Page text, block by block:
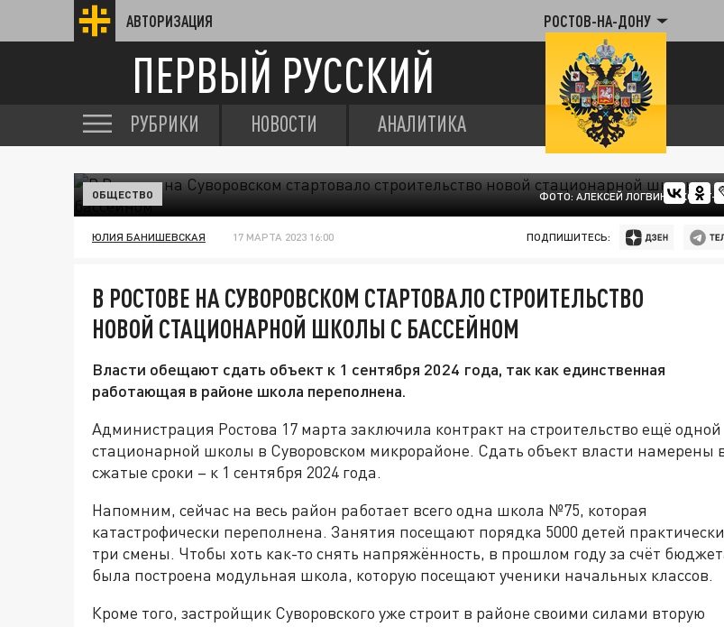
АВТОРИЗАЦИЯ РОСТОВ-НА-ДОНУ
ПЕРВЫЙ РУССКИЙ
РУБРИКИ НОВОСТИ АНАЛИТИКА
ФОТО: АЛЕКСЕЙ ЛОГВИНЕНКО/ТГ-
ОБЩЕСТВО
ЮЛИЯ БАНИШЕВСКАЯ 17 МАРТА 2023 16:00 ПОДПИШИТЕСЬ:
В РОСТОВЕ НА СУВОРОВСКОМ СТАРТОВАЛО СТРОИТЕЛЬСТВО
НОВОЙ СТАЦИОНАРНОЙ ШКОЛЫ С БАССЕЙНОМ
Власти обещают сдать объект к 1 сентября 2024 года, так как единственная
работающая в районе школа переполнена.
Администрация Ростова 17 марта заключила контракт на строительство ещё одной
стационарной школы в Суворовском микрорайоне. Сдать объект власти намерены
сжатые сроки – к 1 сентября 2024 года.
Напомним, сейчас на весь район работает всего одна школа №75, которая
катастрофически переполнена. Занятия посещают порядка 5000 детей
три смены. Чтобы хоть как-то снять напряжённость, в прошлом году за счёт
была построена модульная школа, которую посещают ученики начальных классов.
Кроме того, застройщик Суворовского уже строит в районе своими силами вторую